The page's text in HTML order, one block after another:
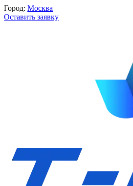
Город: Москва
Оставить заявку